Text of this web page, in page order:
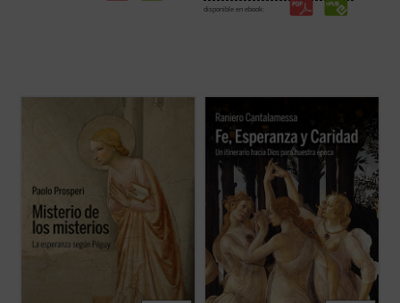
disponible en ebook:
objetivo más circunscrito, pero no menos
difícil: intentar comprender las razones que
llevan al autor de este ...(ver ficha)
a los lectores en un viaje hacia la
comprensión de las virtudes teologales: Fe,
Esperanza y Caridad, con la certeza de que
no hay ningún contenido de la fe, por
elevado que sea, que no pueda hacerse ...
(ver ficha)